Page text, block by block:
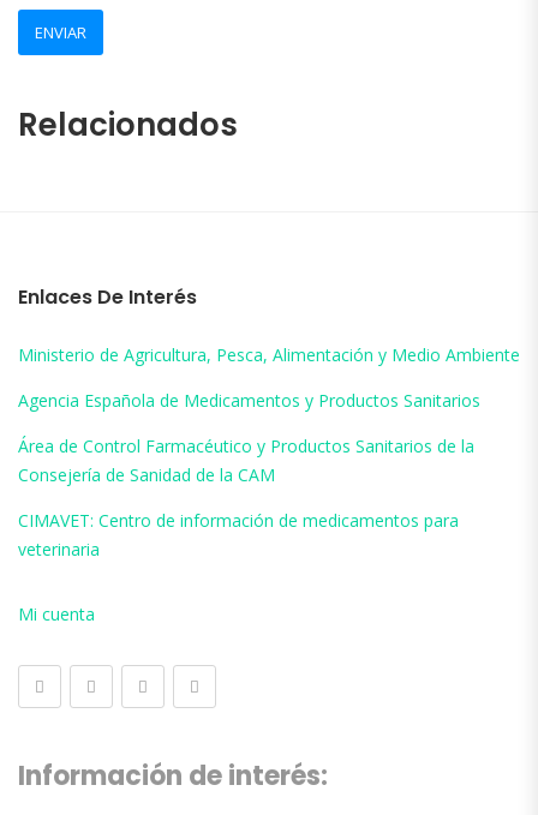
Relacionados
Enlaces De Interés
Ministerio de Agricultura, Pesca, Alimentación y Medio Ambiente
Agencia Española de Medicamentos y Productos Sanitarios
Área de Control Farmacéutico y Productos Sanitarios de la
Consejería de Sanidad de la CAM
CIMAVET: Centro de información de medicamentos para
veterinaria
Mi cuenta
Información de interés: